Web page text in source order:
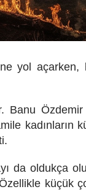
yol açarken,
Banu
kadınların
da oldukça
küçük